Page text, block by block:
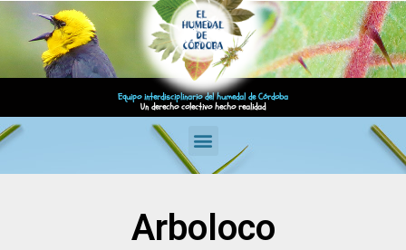
Equipo interdisciplinario del humedal de Córdoba
Un derecho colectivo hecho realidad
Arboloco